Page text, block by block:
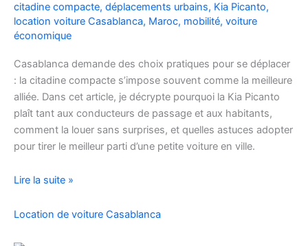
citadine compacte, déplacements urbains, Kia Picanto,
location voiture Casablanca, Maroc, mobilité, voiture
économique
Casablanca demande des choix pratiques pour se déplacer
: la citadine compacte s’impose souvent comme la meilleure
alliée. Dans cet article, je décrypte pourquoi la Kia Picanto
plaît tant aux conducteurs de passage et aux habitants,
comment la louer sans surprises, et quelles astuces adopter
pour tirer le meilleur parti d’une petite voiture en ville.
louez
:
Lire la suite »
Location de voiture Casablanca